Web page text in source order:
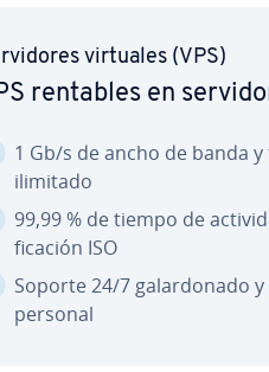
virtuales (VPS)
rentables en
1 Gb/s de ancho de banda
ilimitado
99,99 % de tiempo de
fi­ca­ción ISO
Soporte 24/7 ga­la­r­do­na­do
personal